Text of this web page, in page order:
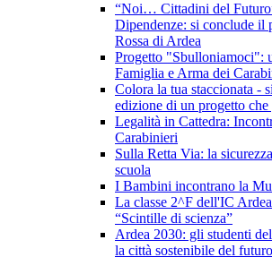
“Noi… Cittadini del
Dipendenze: si conclude il
Rossa di Ardea
Progetto "Sbulloniamoci":
Famiglia e Arma dei
Colora la tua staccionata -
edizione di un progetto
Legalità in Cattedra:
Carabinieri
Sulla Retta Via: la
scuola
I Bambini incontrano la
La classe 2^F dell'IC
“Scintille di scienza”
Ardea 2030: gli studenti
la città sostenibile del futuro